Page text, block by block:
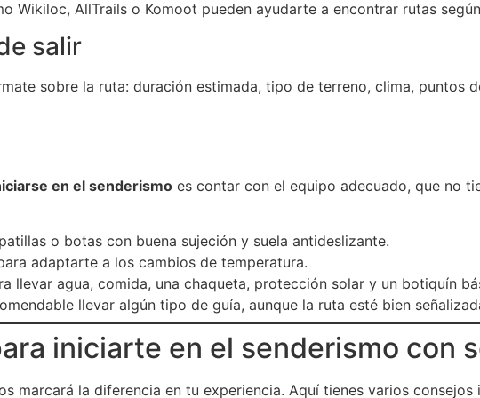
Wikiloc, AllTrails o Komoot pueden ayudarte a encontrar rutas
salir
sobre la ruta: duración estimada, tipo de terreno, clima, puntos
en el senderismo es contar con el equipo adecuado, que no
o botas con buena sujeción y suela antideslizante.
adaptarte a los cambios de temperatura.
llevar agua, comida, una chaqueta, protección solar y un botiquín
llevar algún tipo de guía, aunque la ruta esté bien
iniciarte en el senderismo con
marcará la diferencia en tu experiencia. Aquí tienes varios